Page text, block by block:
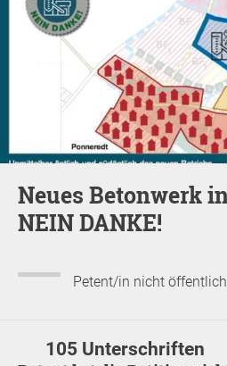
Neues Betonwerk in Neuhofen?
NEIN DANKE!
Petent/in nicht öffentlich
105 Unterschriften